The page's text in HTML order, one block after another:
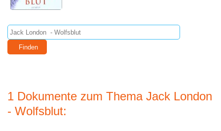
1 Dokumente zum Thema Jack London
- Wolfsblut: